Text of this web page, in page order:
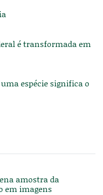
é transformada em
espécie significa o
amostra da
em imagens